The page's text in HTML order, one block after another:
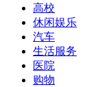
高校
休闲娱乐
汽车
生活服务
医院
购物